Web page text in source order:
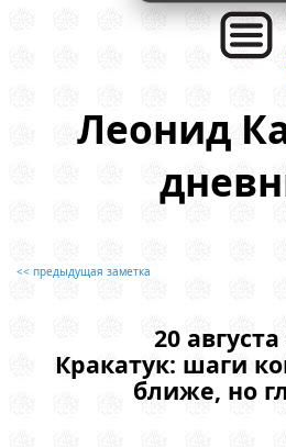
Леонид
<< предыдущая заметка
20
Кракатук: шаги
ближе, но